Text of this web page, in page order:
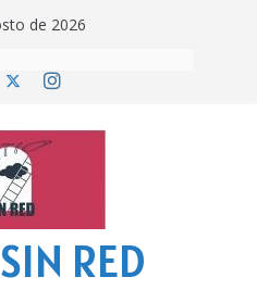
de 2026
entonces…
de recomendar
RED